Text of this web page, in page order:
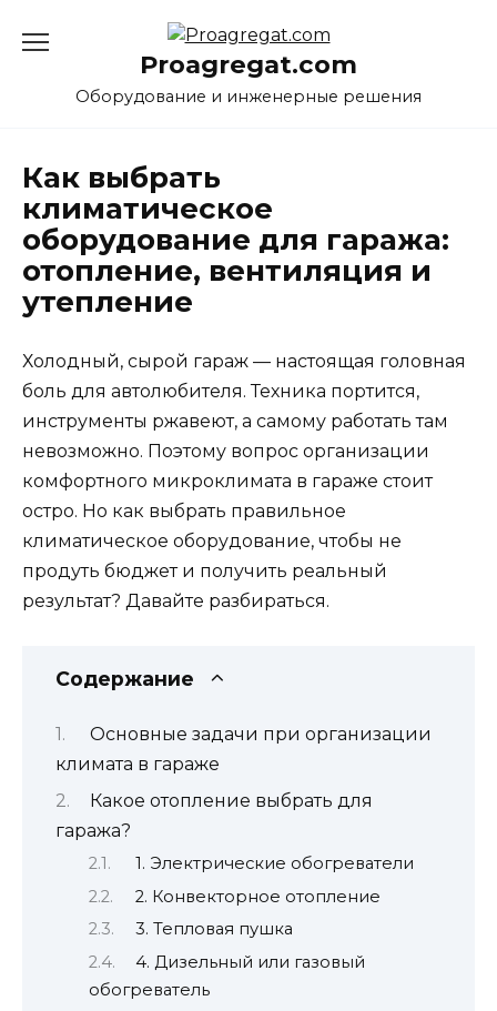
Proagregat.com
Оборудование и инженерные решения
Как выбрать
климатическое
оборудование для гаража:
отопление, вентиляция и
утепление
Холодный, сырой гараж — настоящая головная
боль для автолюбителя. Техника портится,
инструменты ржавеют, а самому работать там
невозможно. Поэтому вопрос организации
комфортного микроклимата в гараже стоит
остро. Но как выбрать правильное
климатическое оборудование, чтобы не
продуть бюджет и получить реальный
результат? Давайте разбираться.
Содержание
Основные задачи при организации
климата в гараже
Какое отопление выбрать для
гаража?
1. Электрические обогреватели
2. Конвекторное отопление
3. Тепловая пушка
4. Дизельный или газовый
обогреватель